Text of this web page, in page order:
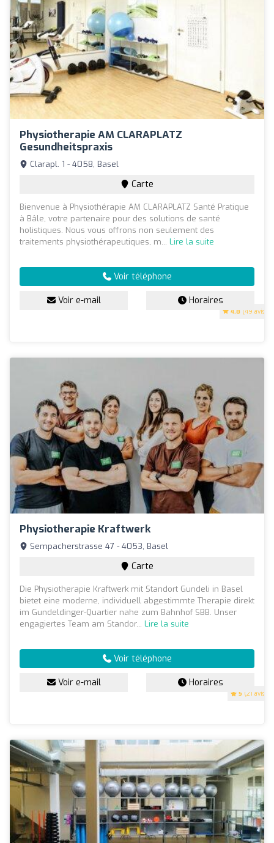
Physiotherapie AM CLARAPLATZ
Gesundheitspraxis
4.8 (49 avis)
Clarapl. 1 - 4058, Basel
Carte
Bienvenue à Physiothérapie AM CLARAPLATZ Santé Pratique
à Bâle, votre partenaire pour des solutions de santé
holistiques. Nous vous offrons non seulement des
traitements physiothérapeutiques, m... Lire la suite
Voir téléphone
Voir e-mail Horaires
Physiotherapie Kraftwerk
5 (21 avis)
Sempacherstrasse 47 - 4053, Basel
Carte
Die Physiotherapie Kraftwerk mit Standort Gundeli in Basel
bietet eine moderne, individuell abgestimmte Therapie direkt
im Gundeldinger-Quartier nahe zum Bahnhof SBB. Unser
engagiertes Team am Standor... Lire la suite
Voir téléphone
Voir e-mail Horaires